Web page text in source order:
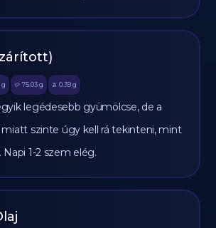
g 🥔 75.03g 🫒 0.39 g
legédesebb gyümölcse, de a
szinte úgy kell rá tekinteni, mint
1-2 szem elég.